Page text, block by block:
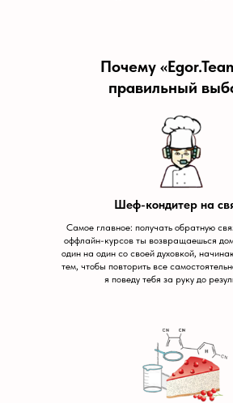
Почему
правильный
Самое главное: получать обратную
оффлайн-курсов ты возвращаешься
один на один со своей духовкой,
тем, чтобы повторить все
я поведу тебя за руку до
Шеф-кондитер на